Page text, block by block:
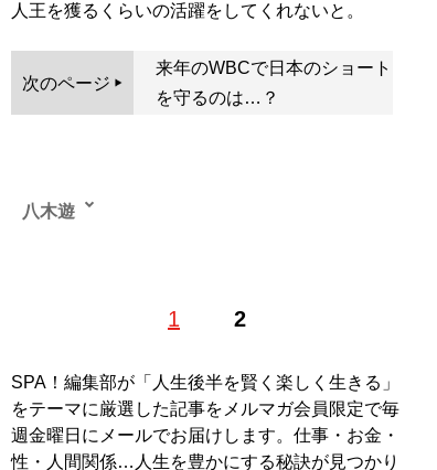
人王を獲るくらいの活躍をしてくれないと。
次のページ
来年のWBCで日本のショート
を守るのは…？
1 2
八木遊
茂英雄と同じ1995年に渡米。ヤンキース全盛期をアメリ
会社に就職。プロ野球、MLB、NFLの業務などに携わ
る。現在は、MLBを中心とした野球記事、および競馬情
報サイトにて競馬記事を執筆中。
SPA！編集部が「人生後半を賢く楽しく生きる」
をテーマに厳選した記事をメルマガ会員限定で毎
週金曜日にメールでお届けします。仕事・お金・
性・人間関係…人生を豊かにする秘訣が見つかり